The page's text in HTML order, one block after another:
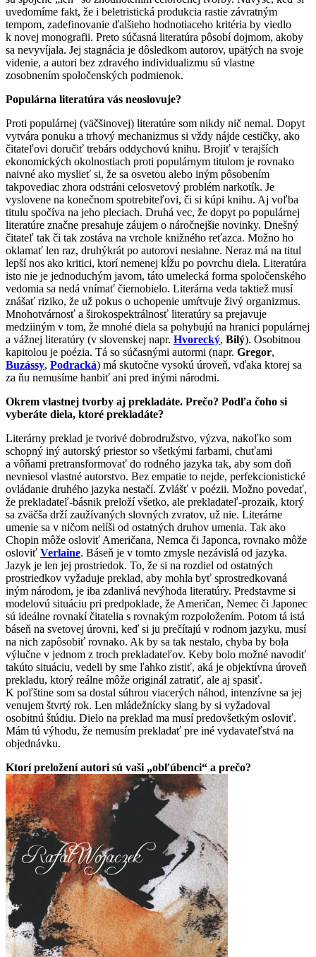
uvedomíme fakt, že i beletristická produkcia rastie závratným
tempom, zadefinovanie ďalšieho hodnotiaceho kritéria by viedlo
k novej monografii. Preto súčasná literatúra pôsobí dojmom, akoby
sa nevyvíjala. Jej stagnácia je dôsledkom autorov, upätých na svoje
videnie, a autori bez zdravého individualizmu sú vlastne
zosobnením spoločenských podmienok.
Populárna literatúra vás neoslovuje?
Proti populárnej (väčšinovej) literatúre som nikdy nič nemal. Dopyt
vytvára ponuku a trhový mechanizmus si vždy nájde cestičky, ako
čitateľovi doručiť trebárs oddychovú knihu. Brojiť v terajších
ekonomických okolnostiach proti populárnym titulom je rovnako
naivné ako myslieť si, že sa osvetou alebo iným pôsobením
takpovediac zhora odstráni celosvetový problém narkotík. Je
vyslovene na konečnom spotrebiteľovi, či si kúpi knihu. Aj voľba
titulu spočíva na jeho pleciach. Druhá vec, že dopyt po populárnej
literatúre značne presahuje záujem o náročnejšie novinky. Dnešný
čitateľ tak či tak zostáva na vrchole knižného reťazca. Možno ho
oklamať len raz, druhýkrát po autorovi nesiahne. Neraz má na titul
lepší nos ako kritici, ktorí nemenej kĺžu po povrchu diela. Literatúra
isto nie je jednoduchým javom, táto umelecká forma spoločenského
vedomia sa nedá vnímať čiernobielo. Literárna veda taktiež musí
znášať riziko, že už pokus o uchopenie umŕtvuje živý organizmus.
Mnohotvárnosť a širokospektrálnosť literatúry sa prejavuje
medziiným v tom, že mnohé diela sa pohybujú na hranici populárnej
a vážnej literatúry (v slovenskej napr. Hvorecký, Bilý). Osobitnou
kapitolou je poézia. Tá so súčasnými autormi (napr. Gregor,
Buzássy, Podracká) má skutočne vysokú úroveň, vďaka ktorej sa
za ňu nemusíme hanbiť ani pred inými národmi.
Okrem vlastnej tvorby aj prekladáte. Prečo? Podľa čoho si
vyberáte diela, ktoré prekladáte?
Literárny preklad je tvorivé dobrodružstvo, výzva, nakoľko som
schopný iný autorský priestor so všetkými farbami, chuťami
a vôňami pretransformovať do rodného jazyka tak, aby som doň
nevniesol vlastné autorstvo. Bez empatie to nejde, perfekcionistické
ovládanie druhého jazyka nestačí. Zvlášť v poézii. Možno povedať,
že prekladateľ-básnik preloží všetko, ale prekladateľ-prozaik, ktorý
sa zväčša drží zaužívaných slovných zvratov, už nie. Literárne
umenie sa v ničom nelíši od ostatných druhov umenia. Tak ako
Chopin môže osloviť Američana, Nemca či Japonca, rovnako môže
osloviť Verlaine. Báseň je v tomto zmysle nezávislá od jazyka.
Jazyk je len jej prostriedok. To, že si na rozdiel od ostatných
prostriedkov vyžaduje preklad, aby mohla byť sprostredkovaná
iným národom, je iba zdanlivá nevýhoda literatúry. Predstavme si
modelovú situáciu pri predpoklade, že Američan, Nemec či Japonec
sú ideálne rovnakí čitatelia s rovnakým rozpoložením. Potom tá istá
báseň na svetovej úrovni, keď si ju prečítajú v rodnom jazyku, musí
na nich zapôsobiť rovnako. Ak by sa tak nestalo, chyba by bola
výlučne v jednom z troch prekladateľov. Keby bolo možné navodiť
takúto situáciu, vedeli by sme ľahko zistiť, aká je objektívna úroveň
prekladu, ktorý reálne môže originál zatratiť, ale aj spasiť.
K poľštine som sa dostal súhrou viacerých náhod, intenzívne sa jej
venujem štvrtý rok. Len mládežnícky slang by si vyžadoval
osobitnú štúdiu. Dielo na preklad ma musí predovšetkým osloviť.
Mám tú výhodu, že nemusím prekladať pre iné vydavateľstvá na
objednávku.
Ktorí preložení autori sú vaši „obľúbenci“ a prečo?